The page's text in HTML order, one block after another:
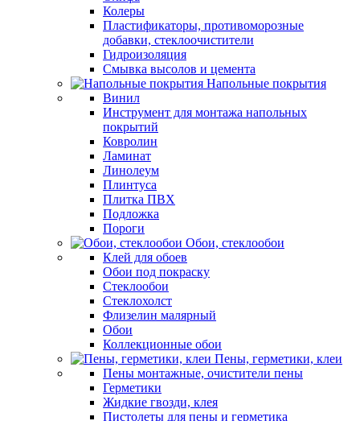
Колеры
Пластификаторы, противоморозные
добавки, стеклоочистители
Гидроизоляция
Смывка высолов и цемента
Напольные покрытия
Винил
Инструмент для монтажа напольных
покрытий
Ковролин
Ламинат
Линолеум
Плинтуса
Плитка ПВХ
Подложка
Пороги
Обои, стеклообои
Клей для обоев
Обои под покраску
Стеклообои
Стеклохолст
Флизелин малярный
Обои
Коллекционные обои
Пены, герметики, клеи
Пены монтажные, очистители пены
Герметики
Жидкие гвозди, клея
Пистолеты для пены и герметика